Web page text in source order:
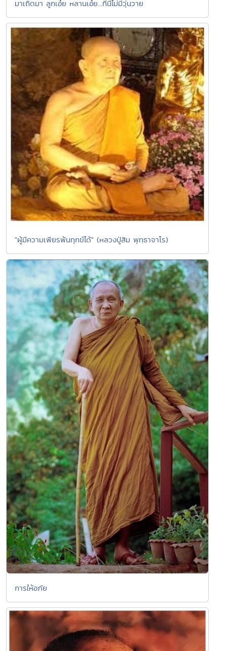
มาเถิดมา ลูกเอ๋ย หลานเอ๋ย...ที่นี่ไม่มีวุ่นวาย
"ผู้มีความเพียรพ้นทุกข์ได้" (หลวงปู่สิม พุทฺธาจาโร)
การให้อภัย